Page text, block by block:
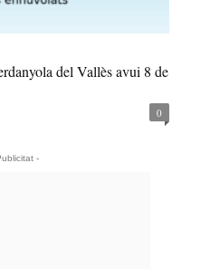
del Vallès avui 8 de
0
-